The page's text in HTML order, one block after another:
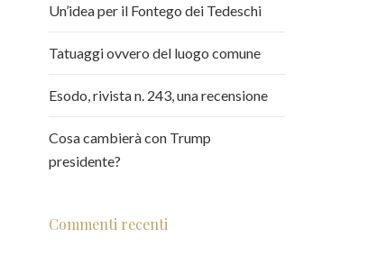
Un’idea per il Fontego dei Tedeschi
Tatuaggi ovvero del luogo comune
Esodo, rivista n. 243, una recensione
Cosa cambierà con Trump
presidente?
Commenti recenti